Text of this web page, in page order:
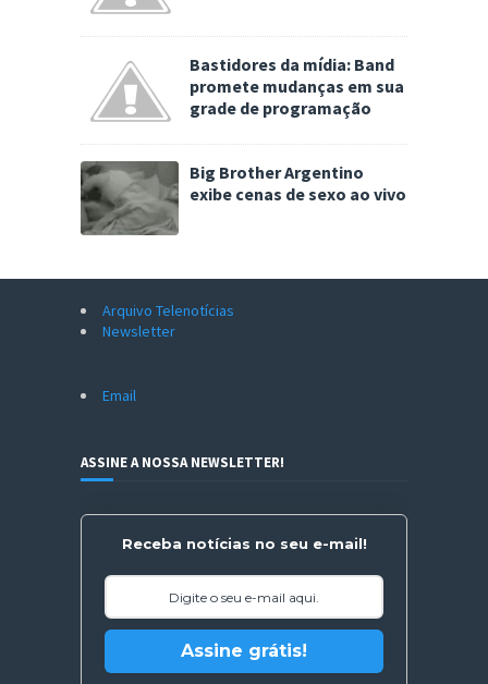
Bastidores da mídia: Band
promete mudanças em sua
grade de programação
Big Brother Argentino
exibe cenas de sexo ao vivo
Arquivo Telenotícias
Newsletter
Email
ASSINE A NOSSA NEWSLETTER!
Receba notícias no seu e-mail!
Assine grátis!